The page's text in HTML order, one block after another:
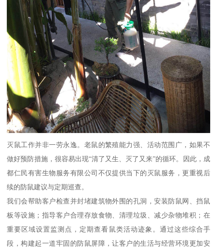
灭鼠工作并非一劳永逸。老鼠的繁殖能力强、活动范围广，如果不
做好预防措施，很容易出现“清了又生、灭了又来”的循环。因此，成
都仁民有害生物服务有限公司不仅提供当下的灭鼠服务，更重视后
续的防鼠建议与定期巡查。
我们会帮助客户检查并封堵建筑物外围的孔洞，安装防鼠网、挡鼠
板等设施；指导客户合理存放食物、清理垃圾、减少杂物堆积；在
重要区域设置监测点，定期查看鼠类活动迹象。通过这些综合手
段，构建起一道牢固的防鼠屏障，让客户的生活与经营环境更加安